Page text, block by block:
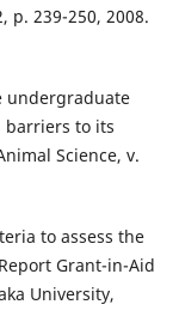
p. 239-250, 2008.
undergraduate
barriers to its
Science, v.
to assess the
Grant-in-Aid
University,